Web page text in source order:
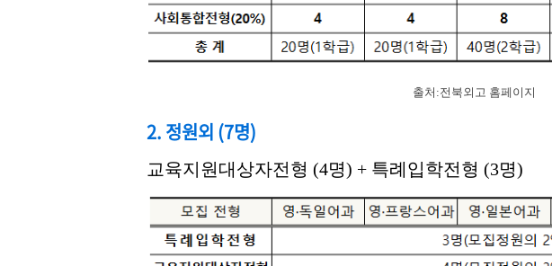
출처:전북외고 홈페이지
2. 정원외 (7명)
교육지원대상자전형 (4명) + 특례입학전형 (3명)